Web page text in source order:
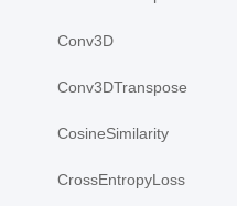
Conv3D
Conv3DTranspose
CosineSimilarity
CrossEntropyLoss